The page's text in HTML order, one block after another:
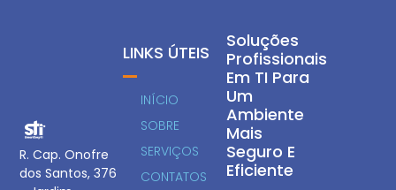
R. Cap. Onofre
dos Santos, 376
Soluções
Profissionais
Em TI Para
Um
Ambiente
Mais
Seguro E
Eficiente
LINKS ÚTEIS
INÍCIO
SOBRE
SERVIÇOS
CONTATOS